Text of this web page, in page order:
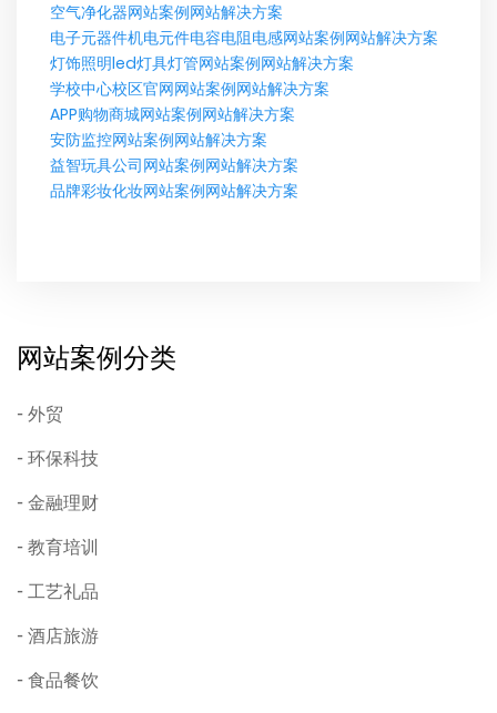
空气净化器网站案例网站解决方案
电子元器件机电元件电容电阻电感网站案例网站解决方案
灯饰照明led灯具灯管网站案例网站解决方案
学校中心校区官网网站案例网站解决方案
APP购物商城网站案例网站解决方案
安防监控网站案例网站解决方案
益智玩具公司网站案例网站解决方案
品牌彩妆化妆网站案例网站解决方案
网站案例分类
外贸
环保科技
金融理财
教育培训
工艺礼品
酒店旅游
食品餐饮